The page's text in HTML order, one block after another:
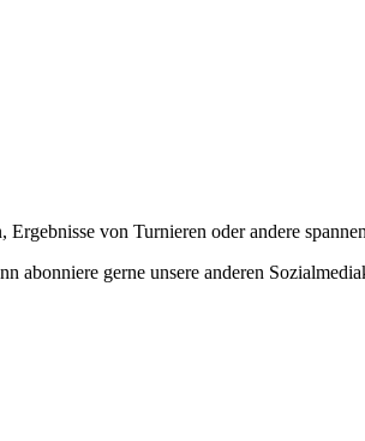
von Turnieren oder andere
gerne unsere anderen